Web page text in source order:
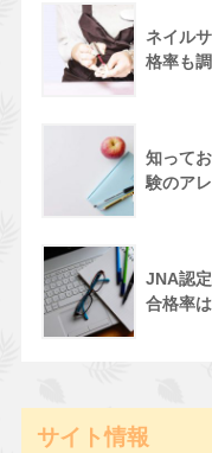
ネイル
格率も
知って
験のア
JNA認
合格率
サイト情報